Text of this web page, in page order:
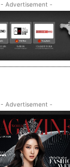
- Advertisement -
- Advertisement -